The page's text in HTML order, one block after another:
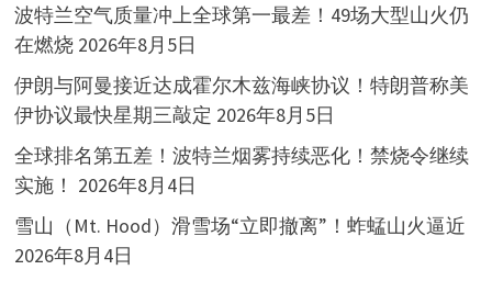
波特兰空气质量冲上全球第一最差！49场大型山火仍
在燃烧 2026年8月5日
伊朗与阿曼接近达成霍尔木兹海峡协议！特朗普称美
伊协议最快星期三敲定 2026年8月5日
全球排名第五差！波特兰烟雾持续恶化！禁烧令继续
实施！ 2026年8月4日
雪山（Mt. Hood）滑雪场“立即撤离”！蚱蜢山火逼近
2026年8月4日